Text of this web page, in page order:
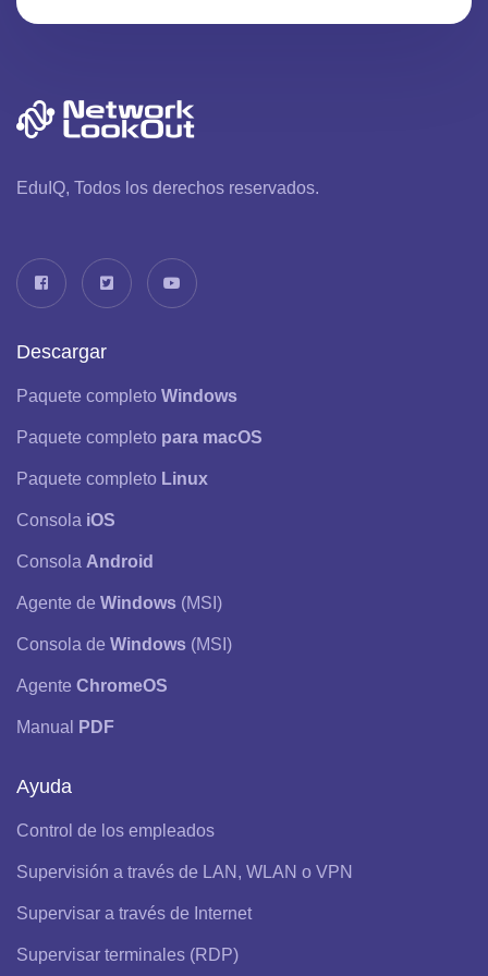
EduIQ, Todos los derechos reservados.
Descargar
Paquete completo Windows
Paquete completo para macOS
Paquete completo Linux
Consola iOS
Consola Android
Agente de Windows (MSI)
Consola de Windows (MSI)
Agente ChromeOS
Manual PDF
Ayuda
Control de los empleados
Supervisión a través de LAN, WLAN o VPN
Supervisar a través de Internet
Supervisar terminales (RDP)